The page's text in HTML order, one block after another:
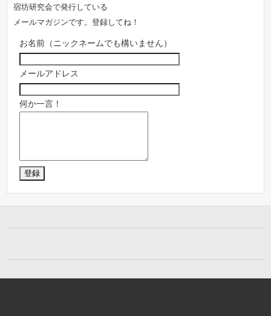
宿坊研究会で発行している
メールマガジンです。登録してね！
お名前（ニックネームでも構いません）
メールアドレス
何か一言！